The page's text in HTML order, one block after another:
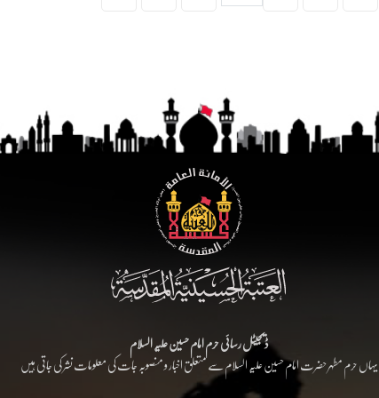
ڈیجیٹل رسائی حرم امام حسین علیہ السلام
یہاں حرم مطہر حضرت امام حسین علیہ السلام سے متعلق اخبار و منصوبہ جات کی معلومات نشر کی جاتی ہیں